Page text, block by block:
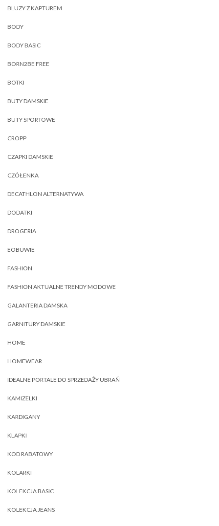
BLUZY Z KAPTUREM
BODY
BODY BASIC
BORN2BE FREE
BOTKI
BUTY DAMSKIE
BUTY SPORTOWE
CROPP
CZAPKI DAMSKIE
CZÓŁENKA
DECATHLON ALTERNATYWA
DODATKI
DROGERIA
EOBUWIE
FASHION
FASHION AKTUALNE TRENDY MODOWE
GALANTERIA DAMSKA
GARNITURY DAMSKIE
HOME
HOMEWEAR
IDEALNE PORTALE DO SPRZEDAŻY UBRAŃ
KAMIZELKI
KARDIGANY
KLAPKI
KOD RABATOWY
KOLARKI
KOLEKCJA BASIC
KOLEKCJA JEANS